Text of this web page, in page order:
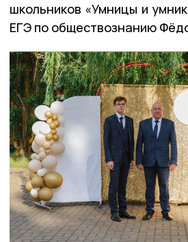
школьников «Умницы и
ЕГЭ по обществознанию